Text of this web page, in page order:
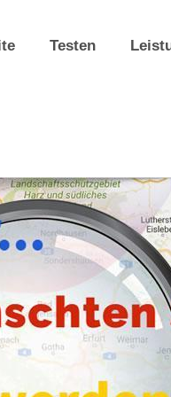
Testen